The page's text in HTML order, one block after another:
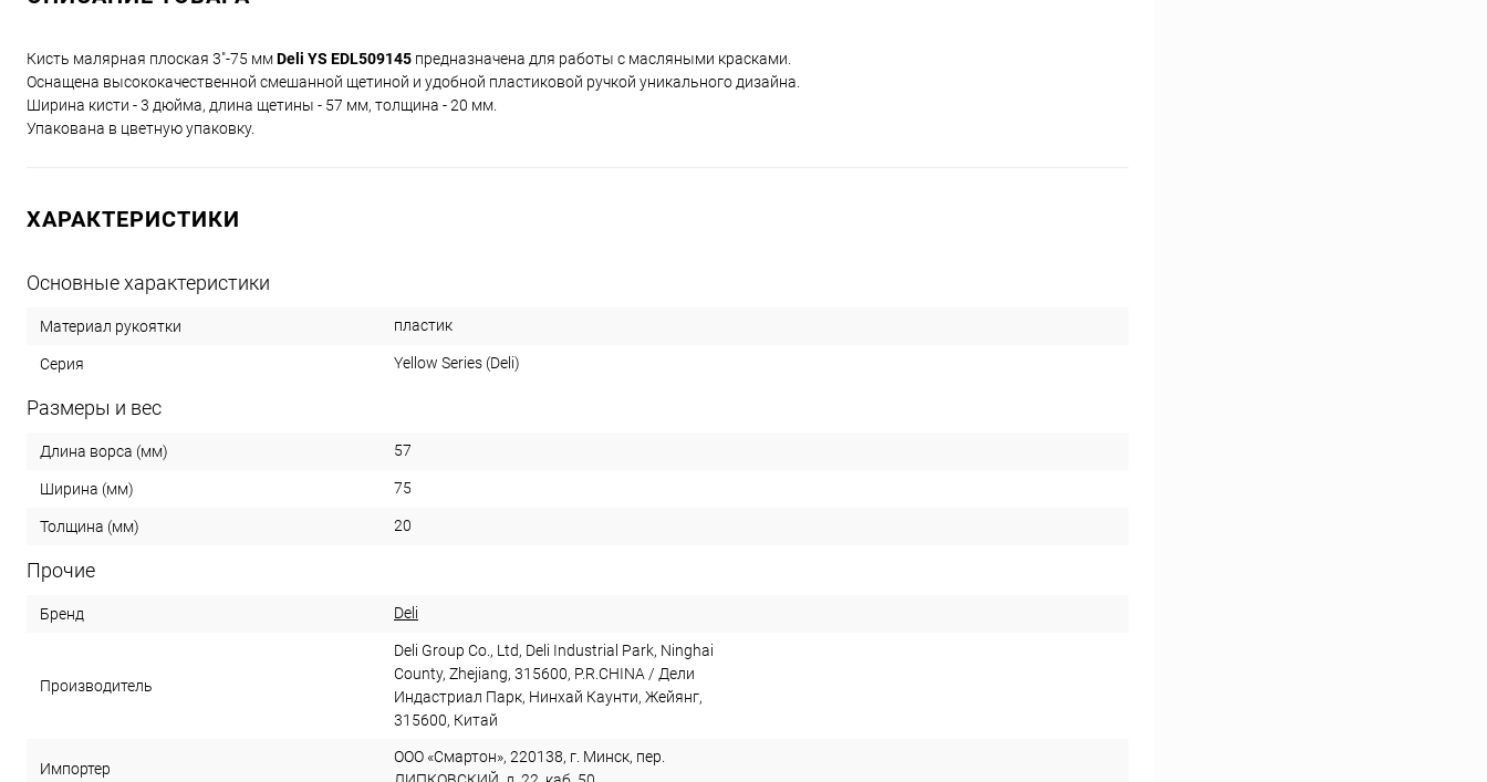
Кисть малярная плоская 3"-75 ммDeli YS EDL509145 предназначена для работы с масляными красками.
Оснащена высококачественной смешанной щетиной и удобной пластиковой ручкой уникального дизайна.
Ширина кисти - 3 дюйма, длина щетины - 57 мм, толщина - 20 мм.
Упакована в цветную упаковку.
ХАРАКТЕРИСТИКИ
Основные характеристики
Материал рукоятки пластик
Серия Yellow Series (Deli)
Размеры и вес
Длина ворса (мм) 57
Ширина (мм) 75
Толщина (мм) 20
Прочие
Бренд Deli
Производитель
Deli Group Co., Ltd, Deli Industrial Park, Ninghai
County, Zhejiang, 315600, P.R.CHINA / Дели
Индастриал Парк, Нинхай Каунти, Жейянг,
315600, Китай
Импортер
ООО «Смартон», 220138, г. Минск, пер.